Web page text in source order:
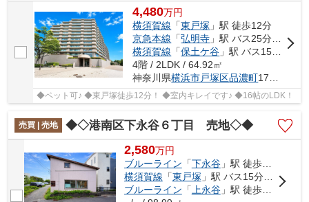
4,480万円
横須賀線 「東戸塚 」駅 徒歩12分
京急本線 「弘明寺 」駅 バス25分 「東戸塚駅東口」 停歩15分
横須賀線 「保土ケ谷 」駅 バス15分 「境木中学校前」 停歩8分
4階 / 2LDK / 64.92㎡
神奈川県横浜市戸塚区品濃町1778-1
◆ペット可♪ ◆東戸塚徒歩12分！ ◆室内キレイです♪ ◆16帖のLDK！
売買 | 売地 ◆◇港南区下永谷６丁目 売地◇◆
2,580万円
ブルーライン 「下永谷」駅 徒歩17分
横須賀線 「東戸塚 」駅 バス15分 「般若寺橋」 停歩3分
ブルーライン 「 上永谷」駅 徒歩26分